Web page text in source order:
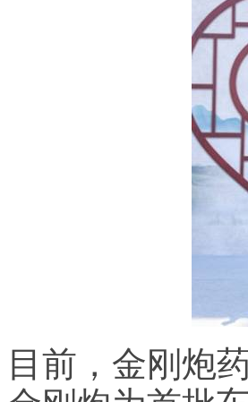
目前，金刚炮